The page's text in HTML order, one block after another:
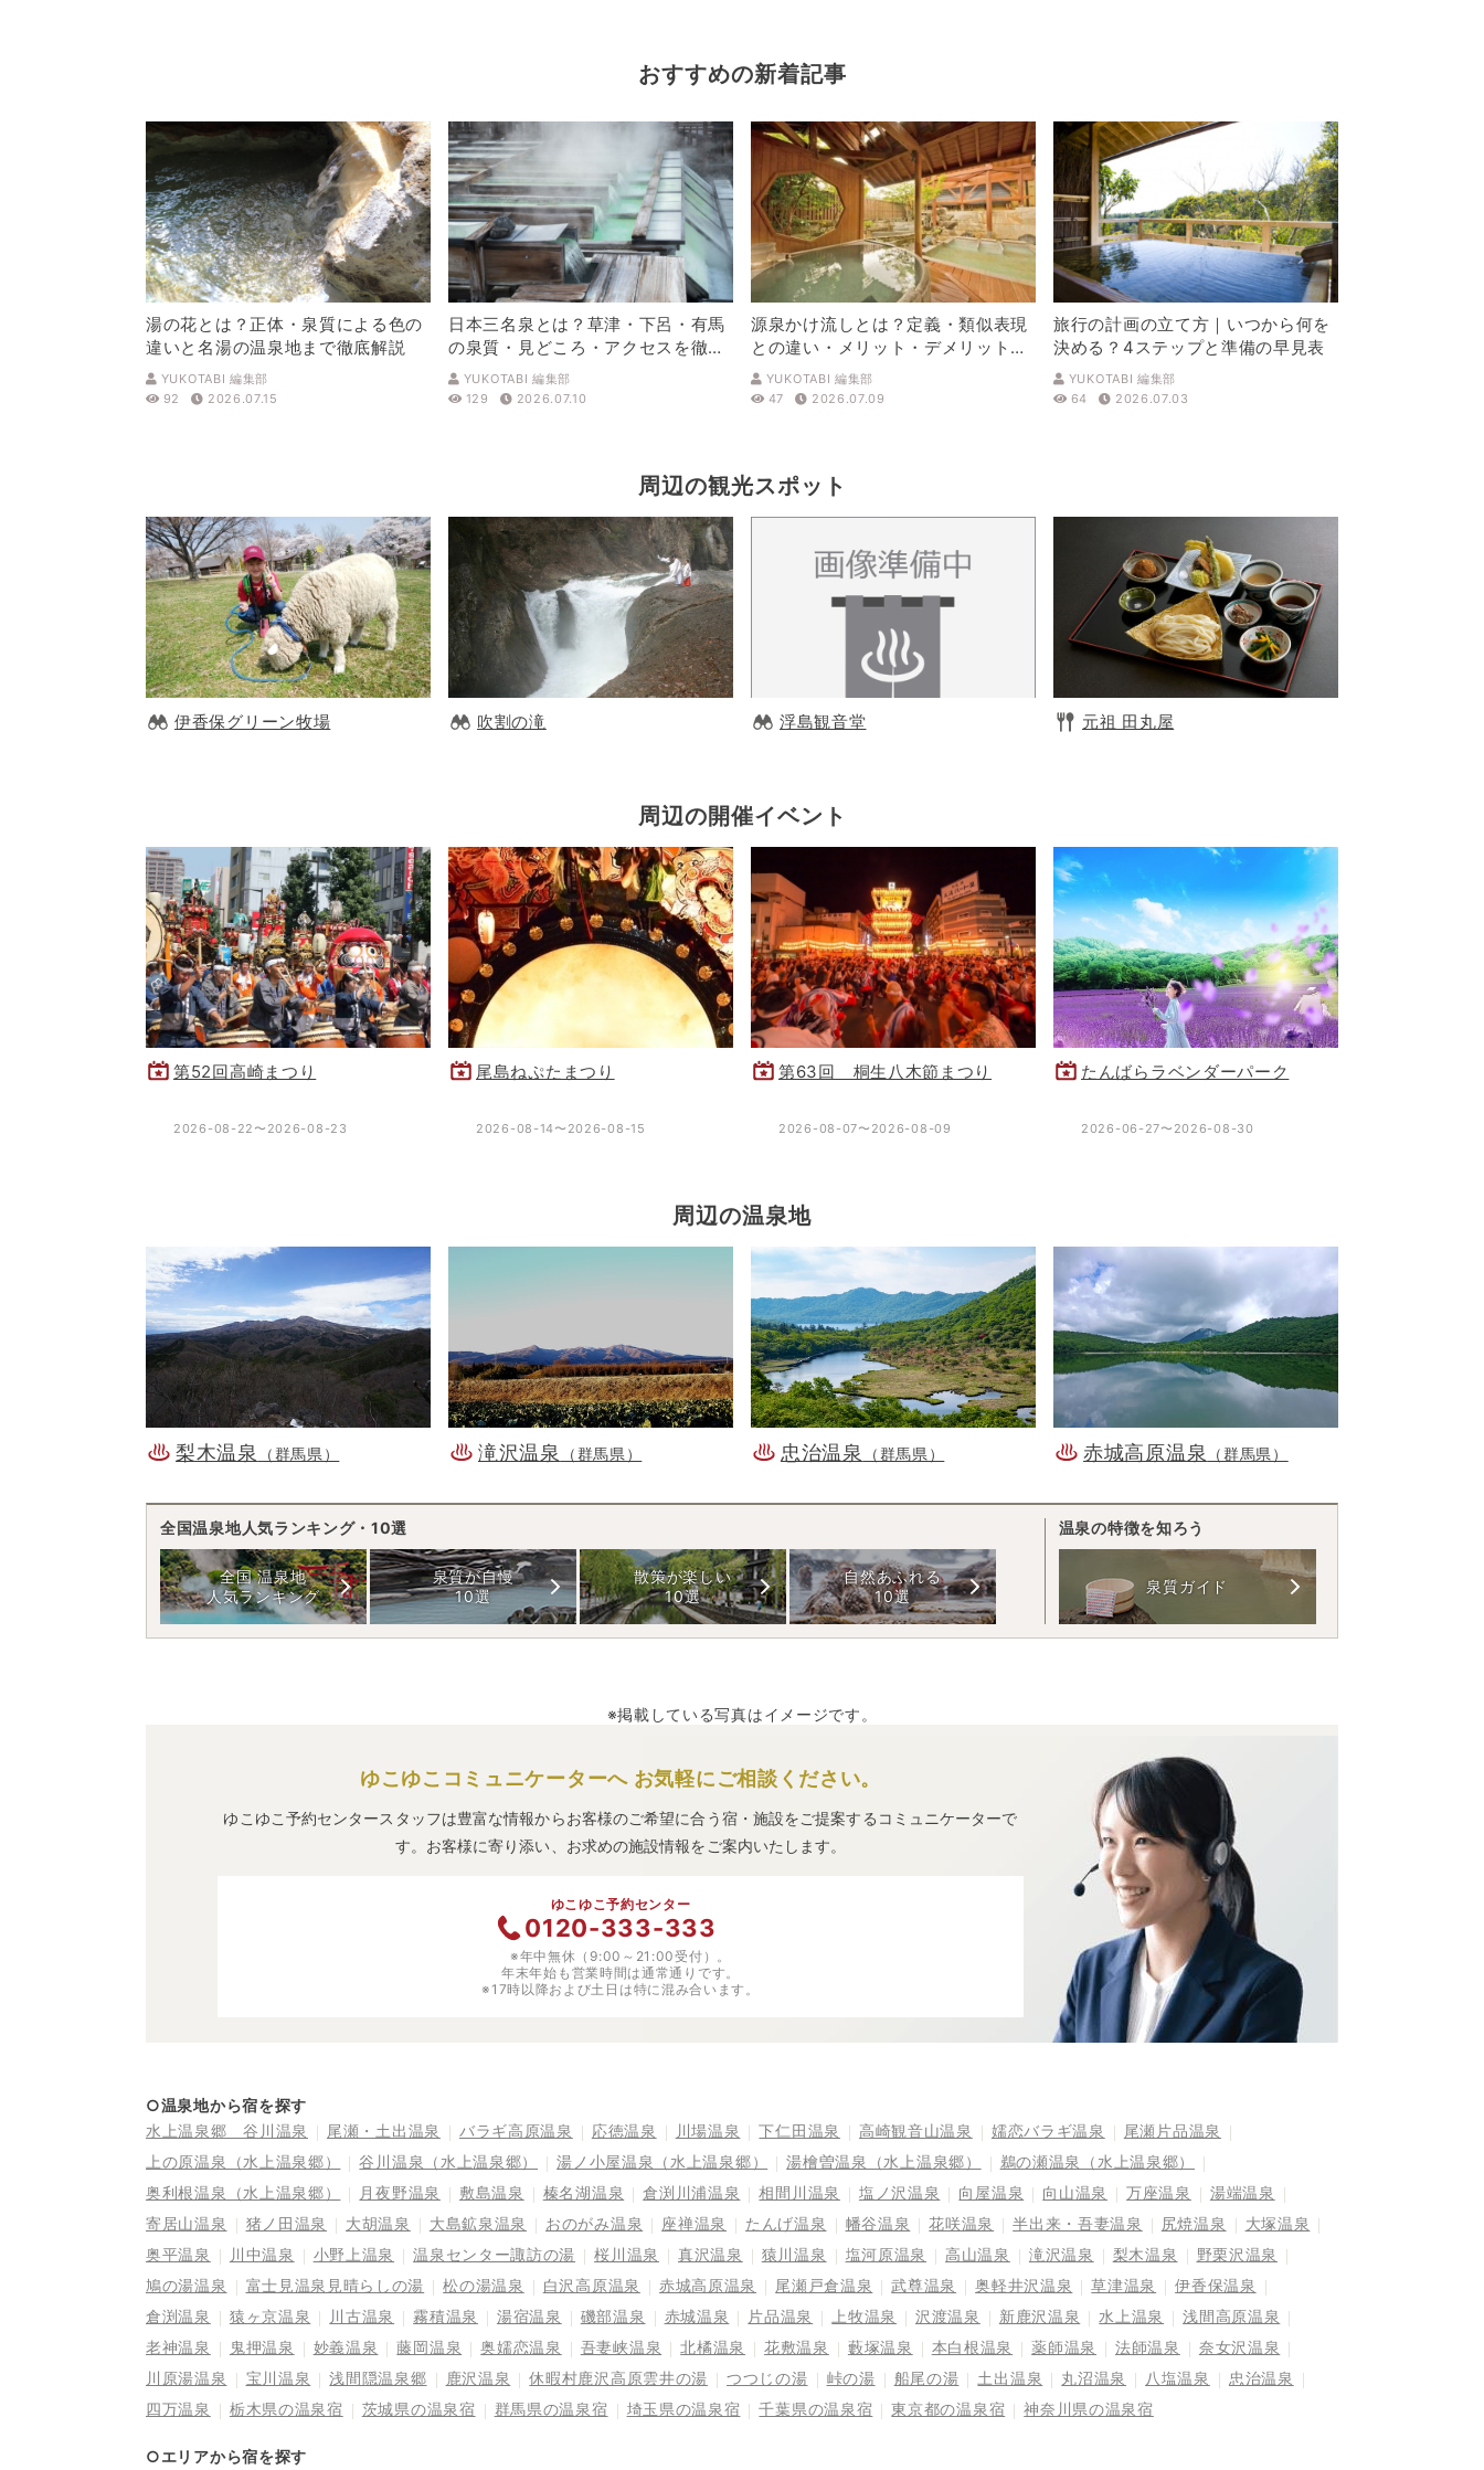
おすすめの新着記事
湯の花とは？正体・泉質による色の
違いと名湯の温泉地まで徹底解説
YUKOTABI 編集部
92
2026.07.15
日本三名泉とは？草津・下呂・有馬
の泉質・見どころ・アクセスを徹底
解説
YUKOTABI 編集部
129
2026.07.10
源泉かけ流しとは？定義・類似表現
との違い・メリット・デメリットを
解説
YUKOTABI 編集部
47
2026.07.09
旅行の計画の立て方｜いつから何を
決める？4ステップと準備の早見表
YUKOTABI 編集部
64
2026.07.03
周辺の観光スポット
伊香保グリーン牧場 吹割の滝 浮島観音堂 元祖 田丸屋
周辺の開催イベント
第52回高崎まつり
2026-08-22〜2026-08-23
尾島ねぷたまつり
2026-08-14〜2026-08-15
第63回 桐生八木節まつり
2026-08-07〜2026-08-09
たんばらラベンダーパーク
2026-06-27〜2026-08-30
周辺の温泉地
梨木温泉 （群馬県） 滝沢温泉 （群馬県） 忠治温泉 （群馬県） 赤城高原温泉 （群馬県）
全国温泉地人気ランキング・10選
全国 温泉地
人気ランキング
泉質が自慢
10選
散策が楽しい
10選
自然あふれる
10選
温泉の特徴を知ろう
泉質ガイド
※掲載している写真はイメージです。
ゆこゆこコミュニケーターへ お気軽にご相談ください。
ゆこゆこ予約センタースタッフは豊富な情報からお客様のご希望に合う宿・施設をご提案するコミュニケーターで
す。お客様に寄り添い、お求めの施設情報をご案内いたします。
ゆこゆこ予約センター
0120-333-333
※年中無休（9:00～21:00受付）。
年末年始も営業時間は通常通りです。
※17時以降および土日は特に混み合います。
○温泉地から宿を探す
水上温泉郷 谷川温泉
尾瀬・土出温泉 バラギ高原温泉 応徳温泉 川場温泉 下仁田温泉 高崎観音山温泉 嬬恋バラギ温泉
尾瀬片品温泉
上の原温泉（水上温泉郷）
谷川温泉（水上温泉郷） 湯ノ小屋温泉（水上温泉郷） 湯檜曽温泉（水上温泉郷）
鵜の瀬温泉（水上温泉郷）
奥利根温泉（水上温泉郷）
月夜野温泉 敷島温泉 榛名湖温泉 倉渕川浦温泉 相間川温泉 塩ノ沢温泉 向屋温泉 向山温泉 万座温泉
湯端温泉
寄居山温泉
猪ノ田温泉 大胡温泉 大島鉱泉温泉 おのがみ温泉 座禅温泉 たんげ温泉 幡谷温泉 花咲温泉 半出来・吾妻温泉 尻焼温泉
大塚温泉
奥平温泉
川中温泉 小野上温泉 温泉センター諏訪の湯 桜川温泉 真沢温泉 猿川温泉 塩河原温泉 高山温泉 滝沢温泉 梨木温泉
野栗沢温泉
鳩の湯温泉
富士見温泉見晴らしの湯 松の湯温泉 白沢高原温泉 赤城高原温泉 尾瀬戸倉温泉 武尊温泉 奥軽井沢温泉 草津温泉
伊香保温泉
倉渕温泉
猿ヶ京温泉 川古温泉 霧積温泉 湯宿温泉 磯部温泉 赤城温泉 片品温泉 上牧温泉 沢渡温泉 新鹿沢温泉 水上温泉
浅間高原温泉
老神温泉
鬼押温泉 妙義温泉 藤岡温泉 奥嬬恋温泉 吾妻峡温泉 北橘温泉 花敷温泉 藪塚温泉 本白根温泉 薬師温泉 法師温泉
奈女沢温泉
川原湯温泉
宝川温泉 浅間隠温泉郷 鹿沢温泉 休暇村鹿沢高原雲井の湯 つつじの湯 峠の湯 船尾の湯 土出温泉 丸沼温泉 八塩温泉
忠治温泉
四万温泉
栃木県の温泉宿 茨城県の温泉宿 群馬県の温泉宿 埼玉県の温泉宿 千葉県の温泉宿 東京都の温泉宿 神奈川県の温泉宿
○エリアから宿を探す